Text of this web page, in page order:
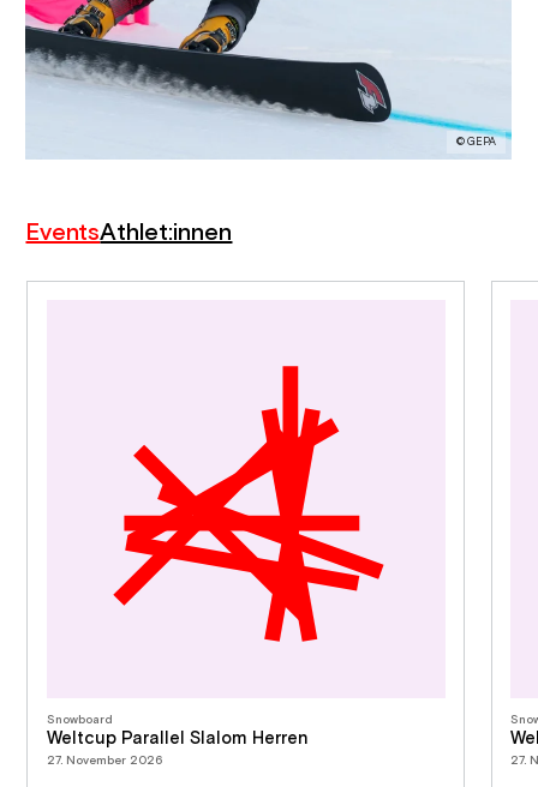
© GEPA
EventsAthlet:innen
Snowboard
Weltcup Parallel Slalom Herren
27. November 2026 27.